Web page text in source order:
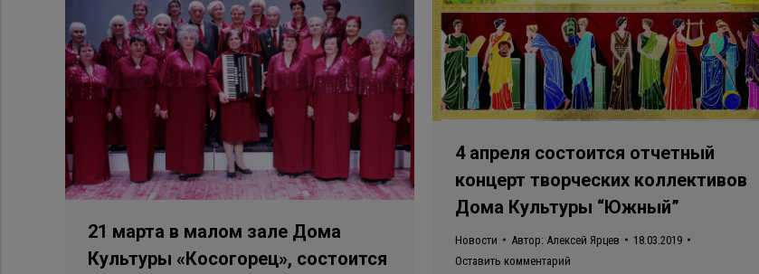
21 марта в малом зале Дома
Культуры «Косогорец», состоится
4 апреля состоится отчетный
концерт творческих коллективов
Дома Культуры “Южный”
Новости Автор: Алексей Ярцев
18.03.2019
Оставить комментарий